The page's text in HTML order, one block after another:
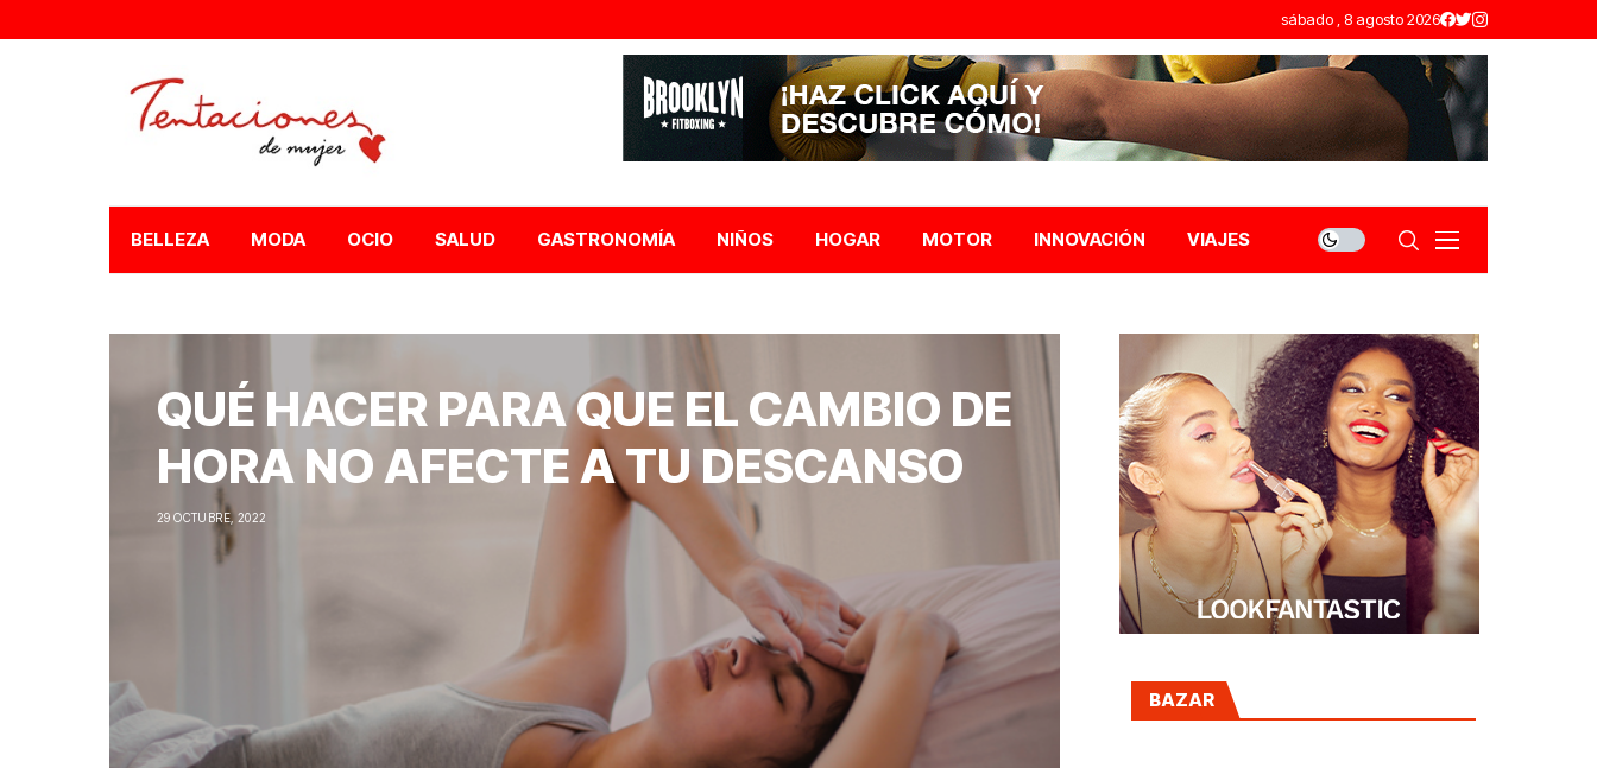
sábado , 8 agosto 2026
BELLEZA MODA OCIO SALUD GASTRONOMÍA NIÑOS HOGAR MOTOR INNOVACIÓN VIAJES
QUÉ HACER PARA QUE EL CAMBIO DE
HORA NO AFECTE A TU DESCANSO
29 OCTUBRE, 2022
BAZAR